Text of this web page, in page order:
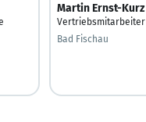
Martin Ernst-Kurz
Vertriebsmitarbeiter
Bad Fischau